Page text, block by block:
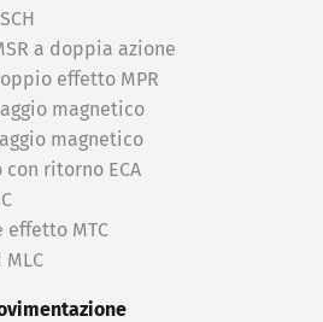
a doppia azione
effetto MPR
magnetico
magnetico
ritorno ECA
MTC